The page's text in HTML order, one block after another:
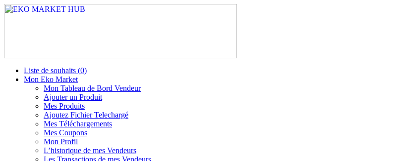
Liste de souhaits (0)
Mon Eko Market
Mon Tableau de Bord Vendeur
Ajouter un Produit
Mes Produits
Ajoutez Fichier Telechargé
Mes Téléchargements
Mes Coupons
Mon Profil
L’historique de mes Vendeurs
Les Transactions de mes Vendeurs